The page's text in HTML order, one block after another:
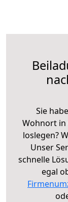
Sie
Wohnort in
loslegen?
Unser
schnelle
egal